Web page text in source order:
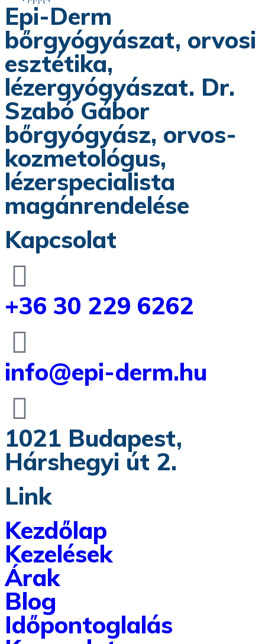
Epi-Derm
bőrgyógyászat, orvosi
esztétika,
lézergyógyászat. Dr.
Szabó Gábor
bőrgyógyász, orvos-
kozmetológus,
lézerspecialista
magánrendelése
Kapcsolat
+36 30 229 6262
info@epi-derm.hu
1021 Budapest,
Hárshegyi út 2.
Link
Kezdőlap
Kezelések
Árak
Blog
Időpontoglalás